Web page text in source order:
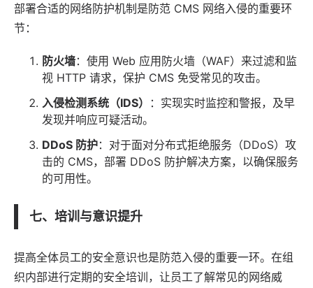
部署合适的网络防护机制是防范 CMS 网络入侵的重要环
节：
防火墙：使用 Web 应用防火墙（WAF）来过滤和监
视 HTTP 请求，保护 CMS 免受常见的攻击。
入侵检测系统（IDS）
：实现实时监控和警报，及早
发现并响应可疑活动。
DDoS 防护：对于面对分布式拒绝服务（DDoS）攻
击的 CMS，部署 DDoS 防护解决方案，以确保服务
的可用性。
七、培训与意识提升
提高全体员工的安全意识也是防范入侵的重要一环。在组
织内部进行定期的安全培训，让员工了解常见的网络威